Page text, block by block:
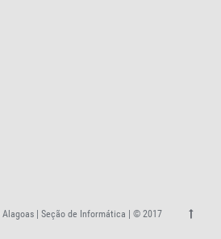
| Seção de Informática | © 2017